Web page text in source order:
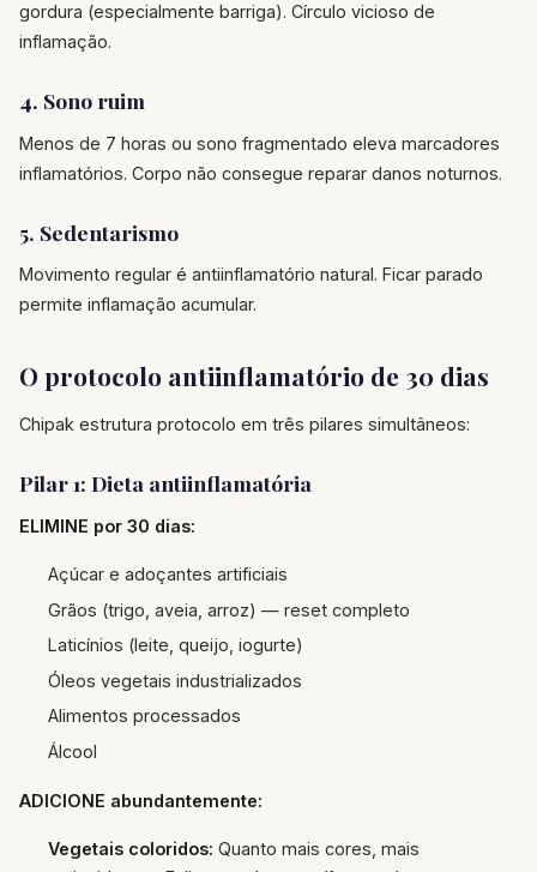
gordura (especialmente barriga). Círculo vicioso de
inflamação.
4. Sono ruim
Menos de 7 horas ou sono fragmentado eleva marcadores
inflamatórios. Corpo não consegue reparar danos noturnos.
5. Sedentarismo
Movimento regular é antiinflamatório natural. Ficar parado
permite inflamação acumular.
O protocolo antiinflamatório de 30 dias
Chipak estrutura protocolo em três pilares simultâneos:
Pilar 1: Dieta antiinflamatória
ELIMINE por 30 dias:
Açúcar e adoçantes artificiais
Grãos (trigo, aveia, arroz) — reset completo
Laticínios (leite, queijo, iogurte)
Óleos vegetais industrializados
Alimentos processados
Álcool
ADICIONE abundantemente:
Vegetais coloridos: Quanto mais cores, mais